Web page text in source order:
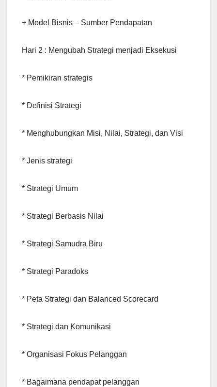
+ Model Bisnis – Sumber Pendapatan
Hari 2 : Mengubah Strategi menjadi Eksekusi
* Pemikiran strategis
* Definisi Strategi
* Menghubungkan Misi, Nilai, Strategi, dan Visi
* Jenis strategi
* Strategi Umum
* Strategi Berbasis Nilai
* Strategi Samudra Biru
* Strategi Paradoks
* Peta Strategi dan Balanced Scorecard
* Strategi dan Komunikasi
* Organisasi Fokus Pelanggan
* Bagaimana pendapat pelanggan